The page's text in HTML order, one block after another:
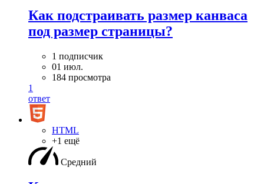
Как подстраивать размер канваса
под размер страницы?
1 подписчик
01 июл.
184 просмотра
1
ответ
HTML
+1 ещё
Средний